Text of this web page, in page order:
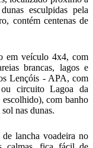
esculpidas pela
contém centenas de
em veículo 4x4, com
brancas, lagos e
Lençóis - APA, com
circuito Lagoa da
com banho
nas dunas.
lancha voadeira no